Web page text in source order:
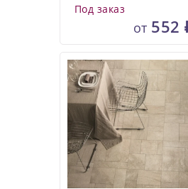
Под заказ
от 552